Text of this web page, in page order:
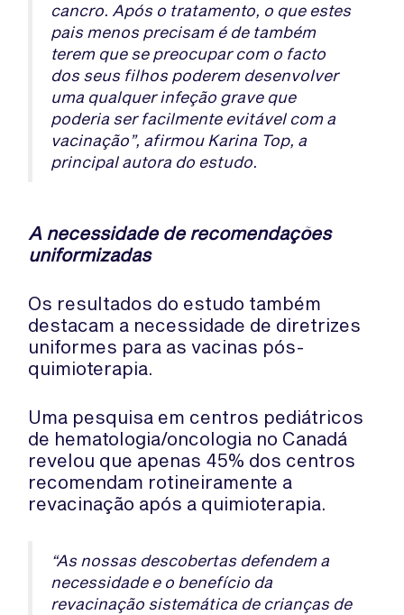
cancro. Após o tratamento, o que estes
pais menos precisam é de também
terem que se preocupar com o facto
dos seus filhos poderem desenvolver
uma qualquer infeção grave que
poderia ser facilmente evitável com a
vacinação”, afirmou Karina Top, a
principal autora do estudo.
A necessidade de recomendações
uniformizadas
Os resultados do estudo também
destacam a necessidade de diretrizes
uniformes para as vacinas pós-
quimioterapia.
Uma pesquisa em centros pediátricos
de hematologia/oncologia no Canadá
revelou que apenas 45% dos centros
recomendam rotineiramente a
revacinação após a quimioterapia.
“As nossas descobertas defendem a
necessidade e o benefício da
revacinação sistemática de crianças de